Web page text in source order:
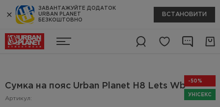
ЗАВАНТАЖУЙТЕ ДОДАТОК
URBAN PLANET
БЕЗКОШТОВНО
ВСТАНОВИТИ
-50%
УНІСЕКС
Сумка на пояс Urban Planet H8 Lets Wb
Артикул: